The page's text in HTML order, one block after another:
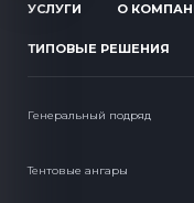
УСЛУГИ О
ТИПОВЫЕ РЕШЕНИЯ
Генеральный подряд
Тентовые ангары